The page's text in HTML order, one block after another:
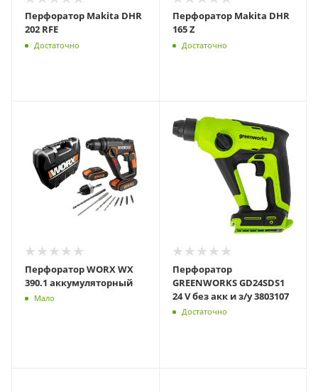
Перфоратор Makita DHR
202 RFE
Достаточно
Перфоратор Makita DHR
165 Z
Достаточно
Перфоратор WORX WX
390.1 аккумуляторный
Мало
Перфоратор
GREENWORKS GD24SDS1
24 V без акк и з/у 3803107
Достаточно